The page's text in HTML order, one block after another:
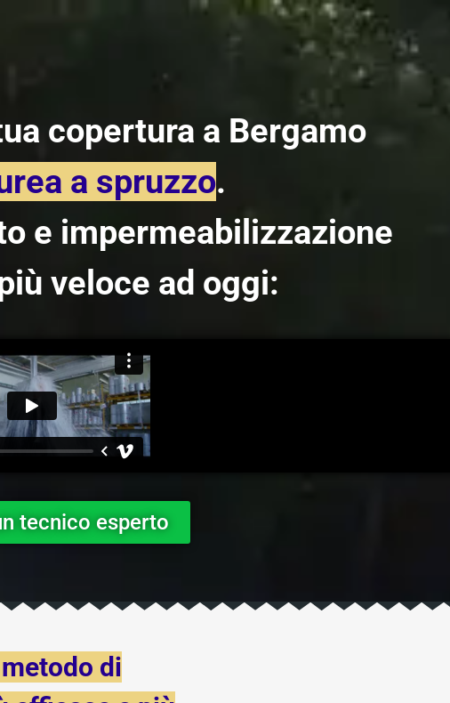
copertura a Bergamo
a spruzzo.
e impermeabilizzazione
veloce ad oggi:
tecnico esperto
di